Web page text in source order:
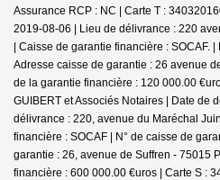
Assurance RCP : NC | Carte T :
2019-08-06 | Lieu de délivrance : 220
| Caisse de garantie financière : SOCAF.
Adresse caisse de garantie : 26 avenue
de la garantie financière : 120 000.00
GUIBERT et Associés Notaires | Date de
délivrance : 220, avenue du Maréchal
financière : SOCAF | N° de caisse de
garantie : 26, avenue de Suffren - 75015
financière : 600 000.00 €uros | Carte S :